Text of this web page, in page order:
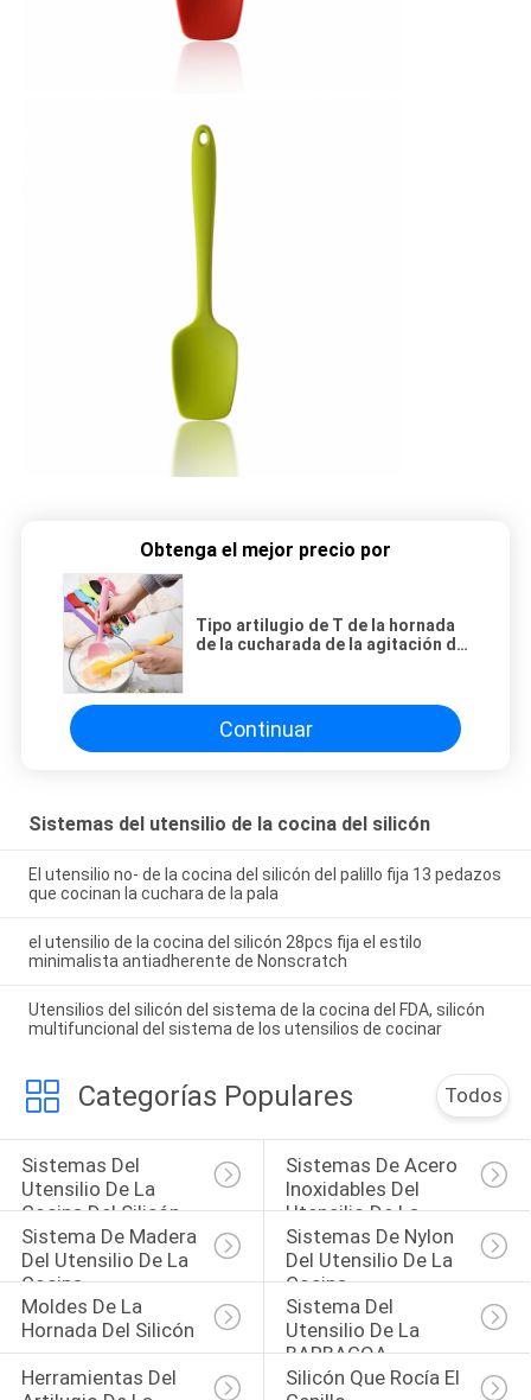
Obtenga el mejor precio por
Tipo artilugio de T de la hornada
de la cucharada de la agitación de
alimenticia del silicón
Continuar
Sistemas del utensilio de la cocina del silicón
El utensilio no- de la cocina del silicón del palillo fija 13 pedazos
que cocinan la cuchara de la pala
el utensilio de la cocina del silicón 28pcs fija el estilo
minimalista antiadherente de Nonscratch
Utensilios del silicón del sistema de la cocina del FDA, silicón
multifuncional del sistema de los utensilios de cocinar
Categorías Populares Todos
Sistemas Del
Utensilio De La
Cocina Del Silicón
Sistemas De Acero
Inoxidables Del
Utensilio De La
Cocina
Sistema De Madera
Del Utensilio De La
Cocina
Sistemas De Nylon
Del Utensilio De La
Cocina
Moldes De La
Hornada Del Silicón
Sistema Del
Utensilio De La
BARBACOA
Herramientas Del
Silicón Que Rocía El